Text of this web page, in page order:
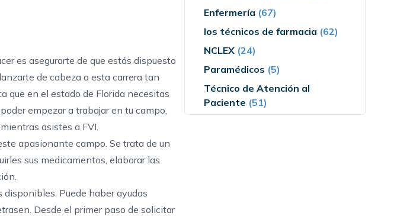
es asegurarte de que estás dispuesto
de cabeza a esta carrera tan
que en el estado de Florida necesitas
empezar a trabajar en tu campo,
asistes a FVI.
apasionante campo. Se trata de un
sus medicamentos, elaborar las
disponibles. Puede haberayudas
Desde el primer paso de solicitar
Enfermería (67)
los técnicos de farmacia (62)
NCLEX(24)
Paramédicos (5)
Técnico de Atención al
Paciente (51)